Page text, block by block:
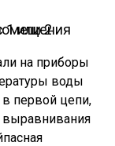
помещения
на приборы
воды
в первой цепи,
выравнивания